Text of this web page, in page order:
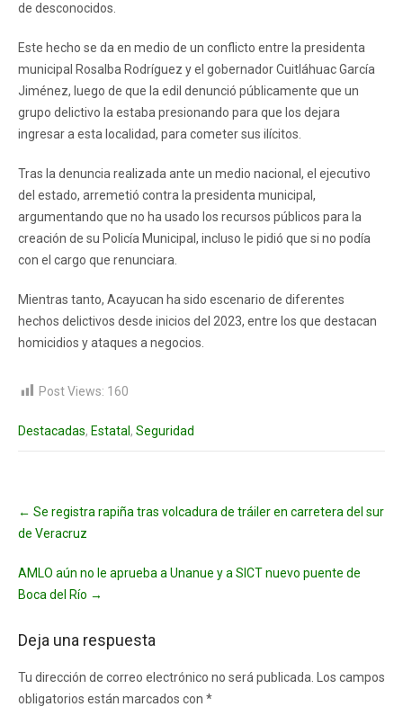
de desconocidos.
Este hecho se da en medio de un conflicto entre la presidenta
municipal Rosalba Rodríguez y el gobernador Cuitláhuac García
Jiménez, luego de que la edil denunció públicamente que un
grupo delictivo la estaba presionando para que los dejara
ingresar a esta localidad, para cometer sus ilícitos.
Tras la denuncia realizada ante un medio nacional, el ejecutivo
del estado, arremetió contra la presidenta municipal,
argumentando que no ha usado los recursos públicos para la
creación de su Policía Municipal, incluso le pidió que si no podía
con el cargo que renunciara.
Mientras tanto, Acayucan ha sido escenario de diferentes
hechos delictivos desde inicios del 2023, entre los que destacan
homicidios y ataques a negocios.
Post Views: 160
Destacadas, Estatal , Seguridad
navigation
← Se registra rapiña tras volcadura de tráiler en carretera del sur
de Veracruz
AMLO aún no le aprueba a Unanue y a SICT nuevo puente de
Boca del Río →
Deja una respuesta
Tu dirección de correo electrónico no será publicada.
Los campos
obligatorios están marcados con *